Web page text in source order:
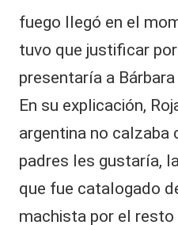
fuego llegó en el
tuvo que justificar
presentaría a
En su explicación,
argentina no calzaba
padres les gustaría,
que fue catalogado
machista por el resto